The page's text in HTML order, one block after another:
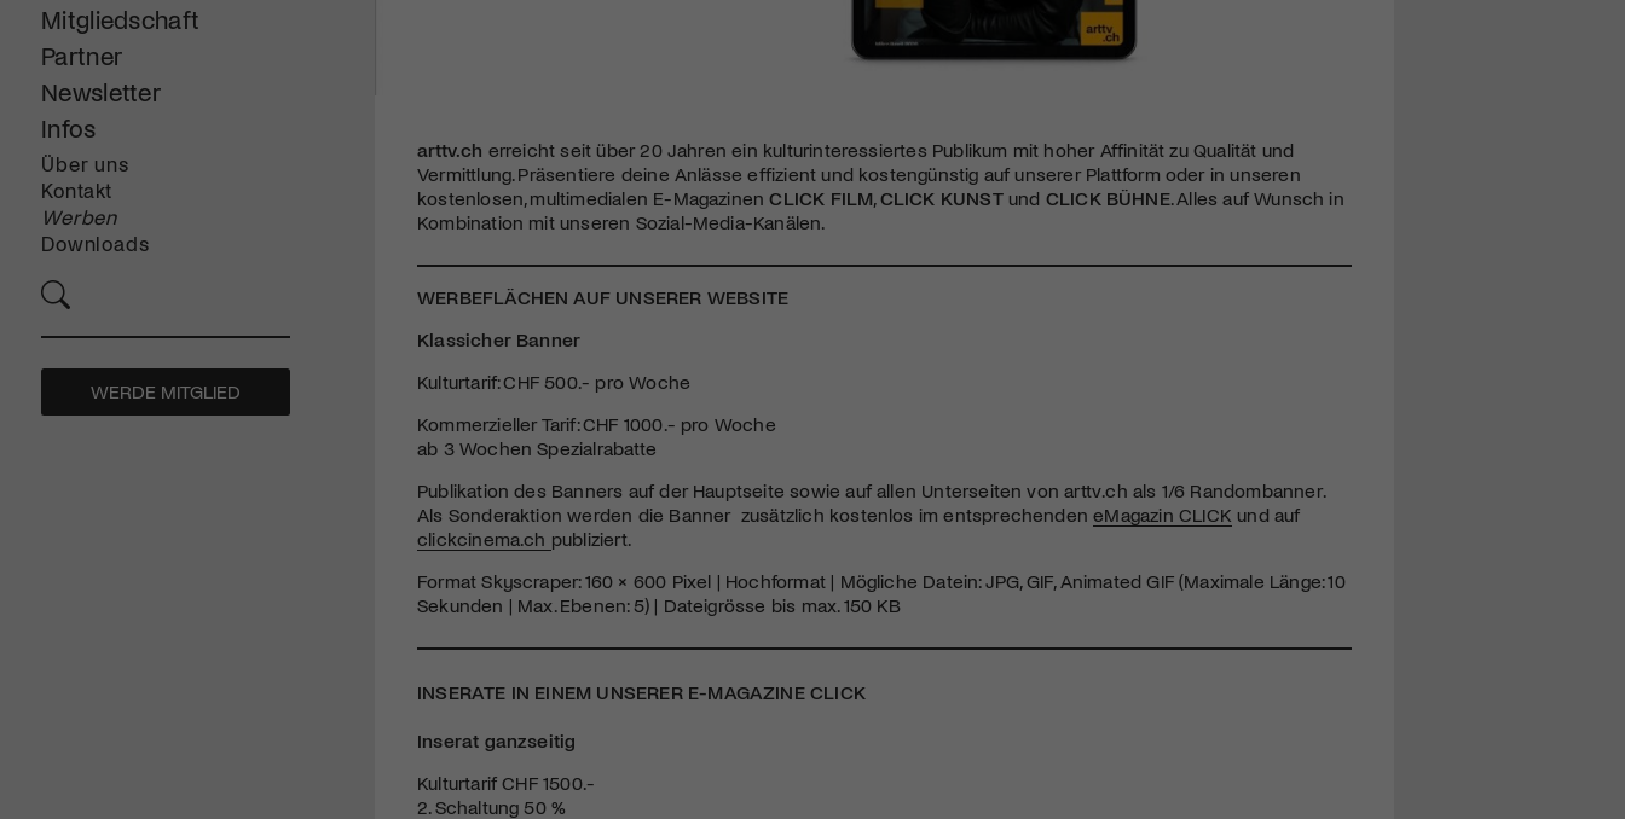
Mitgliedschaft
Partner
Newsletter
Infos
Über uns
Kontakt
Werben
Downloads
WERDE MITGLIED
arttv.ch erreicht seit über 20 Jahren ein kulturinteressiertes Publikum mit hoher Affinität zu Qualität und
Vermittlung. Präsentiere deine Anlässe effizient und kostengünstig auf unserer Plattform oder in unseren
kostenlosen, multimedialen E-MagazinenCLICK FILM CLICK KUNSTund CLICK BÜHNE. Alles auf Wunsch in
Kombination mit unseren Sozial-Media-Kanälen.
WERBEFLÄCHEN AUF UNSERER WEBSITE
Klassicher Banner
Kulturtarif: CHF 500.- pro Woche
Kommerzieller Tarif: CHF 1000.- pro Woche
ab 3 Wochen Spezialrabatte
Publikation des Banners auf der Hauptseite sowie auf allen Unterseiten von arttv.ch als 1/6 Randombanner.
Als Sonderaktion werden die Banner zusätzlich kostenlos im entsprechendeneMagazin CLICK und auf
clickcinema.ch publiziert.
Format Skyscraper: 160 × 600 Pixel | Hochformat | Mögliche Datein: JPG, GIF, Animated GIF (Maximale Länge: 10
Sekunden | Max. Ebenen: 5) | Dateigrösse bis max. 150 KB
INSERATE IN EINEM UNSERER E-MAGAZINE CLICK
Inserat ganzseitig
Kulturtarif CHF 1500.-
2. Schaltung 50 %